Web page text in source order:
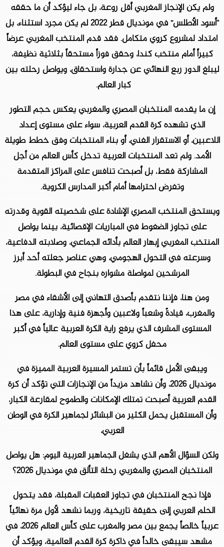
ولم يكن الإنجاز المغربي أقل روعة، بل جاء ليؤكد أن ما حققه
“أسود الأطلس” في مونديال قطر 2022 لم يكن مجرد استثناء، بل
امتداد لمشروع كروي متكامل. فقد قدم المنتخب المغربي عرضاً
كبيراً أمام منتخب كندا، وحقق فوزاً مستحقاً بثلاثية نظيفة،
ليبلغ الدور ربع النهائي عن جدارة واستحقاق، ويواصل رحلته بين
كبار العالم.
إن ما يقدمه المنتخبان المصري والمغربي يعكس حجم التطور
الذي تشهده كرة القدم العربية، سواء على مستوى إعداد
اللاعبين، أو الاستقرار الفني، أو بناء المنتخبات وفق خطط طويلة
الأمد. ولم تعد المنتخبات العربية تدخل كأس العالم من أجل
المشاركة فقط، بل أصبحت تنافس على المراكز المتقدمة
وتفرض احترامها أمام أكبر المدارس الكروية.
ويستحق المنتخب المصري الإشادة على شخصيته القوية وقدرته
على تجاوز الضغوط في المباريات الإقصائية، بينما يواصل
المنتخب المغربي إبهار العالم بأدائه الجماعي، وصلابته الدفاعية،
وسرعته في التحول الهجومي، وهي عناصر جعلته أحد أبرز
المرشحين لمواصلة مشواره بنجاح في البطولة.
ومن هنا، فإننا نتقدم بأصدق التهاني إلى الأشقاء في مصر
والمغرب، قيادةً وشعباً ولاعبين وأجهزة فنية وإدارية، على هذا
المستوى المشرف الذي يرفع راية الكرة العربية عالياً في أكبر
محفل كروي على مستوى العالم.
ويبقى الأمل قائماً بأن تستمر المسيرة العربية المميزة في
مونديال 2026، وأن نشاهد مزيداً من الإنجازات التي تؤكد أن كرة
القدم العربية أصبحت تمتلك الإمكانات والطموح لمقارعة الكبار،
وأن المستقبل يحمل الكثير من البشائر لجماهير الكرة في الوطن
العربي،
ولكن السؤال الأهم الذي يشغل الجماهير العربية اليوم: هل يواصل
المنتخبان المصري والمغربي رحلة التألق في مونديال 2026؟
فإذا نجح المنتخبان في تجاوز العقبات المقبلة، فقد يتحول
الحلم العربي إلى حقيقة تاريخية، وربما نشهد لأول مرة نهائياً
عربياً خالصاً يجمع بين مصر والمغرب على كأس العالم 2026، في
مشهد سيبقى خالداً في ذاكرة كرة القدم العالمية، ويؤكد أن